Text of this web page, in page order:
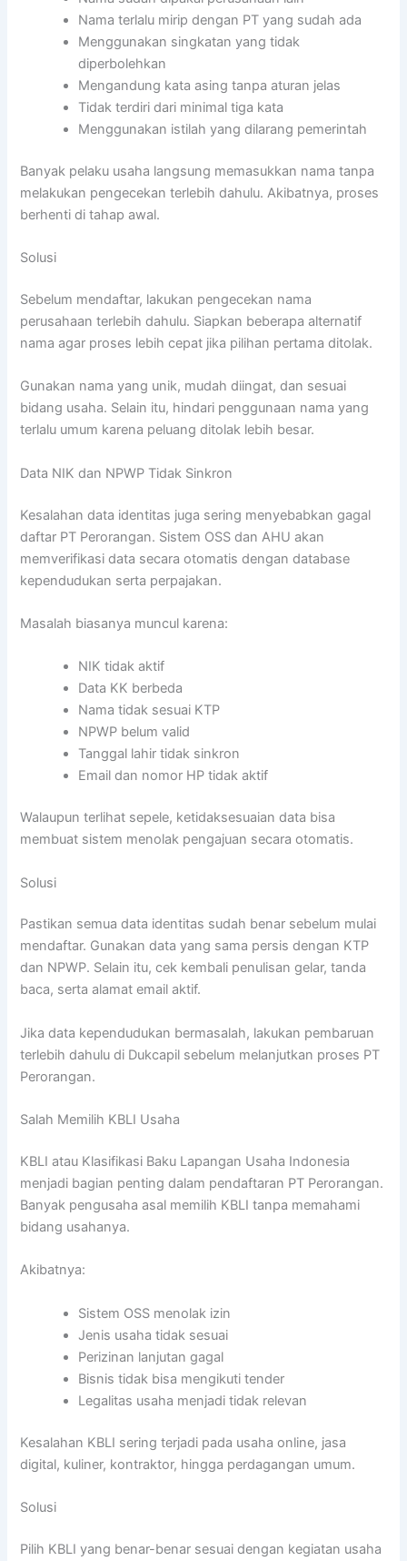
Nama terlalu mirip dengan PT yang sudah ada
Menggunakan singkatan yang tidak
diperbolehkan
Mengandung kata asing tanpa aturan jelas
Tidak terdiri dari minimal tiga kata
Menggunakan istilah yang dilarang pemerintah
Banyak pelaku usaha langsung memasukkan nama tanpa
melakukan pengecekan terlebih dahulu. Akibatnya, proses
berhenti di tahap awal.
Solusi
Sebelum mendaftar, lakukan pengecekan nama
perusahaan terlebih dahulu. Siapkan beberapa alternatif
nama agar proses lebih cepat jika pilihan pertama ditolak.
Gunakan nama yang unik, mudah diingat, dan sesuai
bidang usaha. Selain itu, hindari penggunaan nama yang
terlalu umum karena peluang ditolak lebih besar.
Data NIK dan NPWP Tidak Sinkron
Kesalahan data identitas juga sering menyebabkan gagal
daftar PT Perorangan. Sistem OSS dan AHU akan
memverifikasi data secara otomatis dengan database
kependudukan serta perpajakan.
Masalah biasanya muncul karena:
NIK tidak aktif
Data KK berbeda
Nama tidak sesuai KTP
NPWP belum valid
Tanggal lahir tidak sinkron
Email dan nomor HP tidak aktif
Walaupun terlihat sepele, ketidaksesuaian data bisa
membuat sistem menolak pengajuan secara otomatis.
Solusi
Pastikan semua data identitas sudah benar sebelum mulai
mendaftar. Gunakan data yang sama persis dengan KTP
dan NPWP. Selain itu, cek kembali penulisan gelar, tanda
baca, serta alamat email aktif.
Jika data kependudukan bermasalah, lakukan pembaruan
terlebih dahulu di Dukcapil sebelum melanjutkan proses PT
Perorangan.
Salah Memilih KBLI Usaha
KBLI atau Klasifikasi Baku Lapangan Usaha Indonesia
menjadi bagian penting dalam pendaftaran PT Perorangan.
Banyak pengusaha asal memilih KBLI tanpa memahami
bidang usahanya.
Akibatnya:
Sistem OSS menolak izin
Jenis usaha tidak sesuai
Perizinan lanjutan gagal
Bisnis tidak bisa mengikuti tender
Legalitas usaha menjadi tidak relevan
Kesalahan KBLI sering terjadi pada usaha online, jasa
digital, kuliner, kontraktor, hingga perdagangan umum.
Solusi
Pilih KBLI yang benar-benar sesuai dengan kegiatan usaha